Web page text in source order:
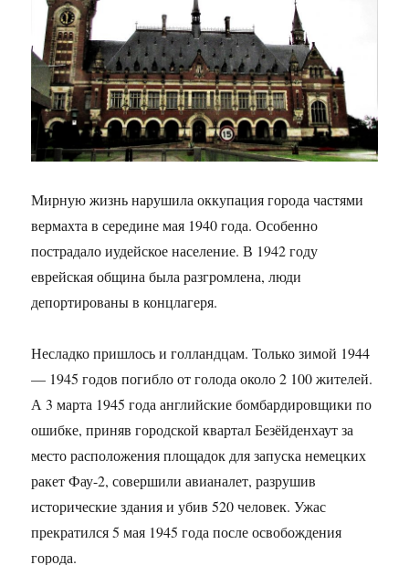
Мирную жизнь нарушила оккупация города частями
вермахта в середине мая 1940 года. Особенно
пострадало иудейское население. В 1942 году
еврейская община была разгромлена, люди
депортированы в концлагеря.
Несладко пришлось и голландцам. Только зимой 1944
— 1945 годов погибло от голода около 2 100 жителей.
А 3 марта 1945 года английские бомбардировщики по
ошибке, приняв городской квартал Безёйденхаут за
место расположения площадок для запуска немецких
ракет Фау-2, совершили авианалет, разрушив
исторические здания и убив 520 человек. Ужас
прекратился 5 мая 1945 года после освобождения
города.